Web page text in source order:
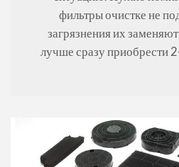
фильтры очистке не
загрязнения их
лучше сразу приобрести